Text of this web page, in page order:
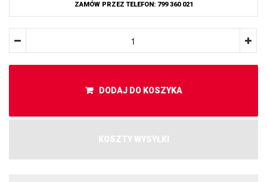
ZAMÓW PRZEZ TELEFON: 799 360 021
DODAJ DO KOSZYKA
KOSZTY WYSYŁKI